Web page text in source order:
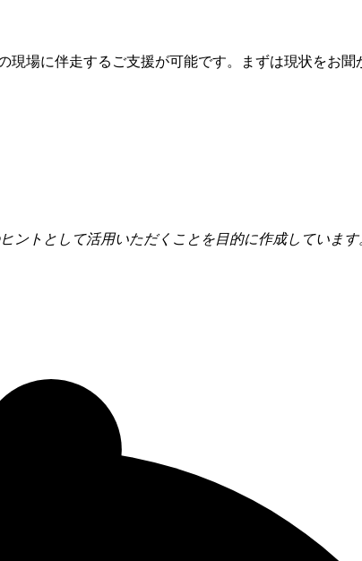
場に伴走するご支援が可能です。まずは現状をお聞
トとして活用いただくことを目的に作成していま